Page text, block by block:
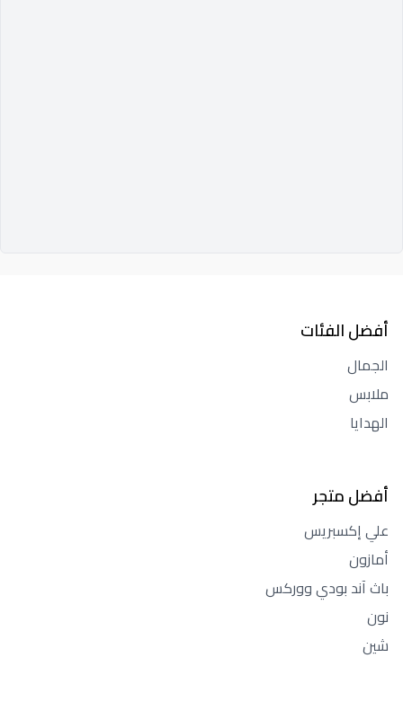
أفضل الفئات
الجمال
ملابس
الهدايا
أفضل متجر
علي إكسبريس
أمازون
باث آند بودي ووركس
نون
شين